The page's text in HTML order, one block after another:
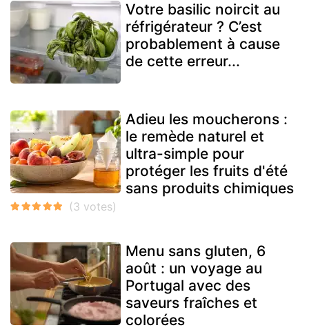
Votre basilic noircit au
réfrigérateur ? C’est
probablement à cause
de cette erreur...
Adieu les moucherons :
le remède naturel et
ultra-simple pour
protéger les fruits d'été
sans produits chimiques
Menu sans gluten, 6
août : un voyage au
Portugal avec des
saveurs fraîches et
colorées